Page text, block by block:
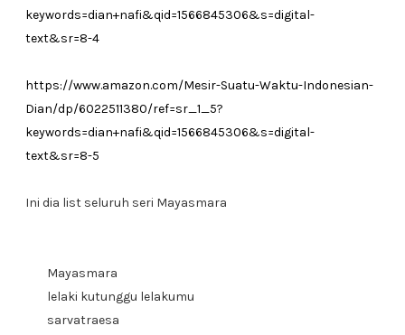
keywords=dian+nafi&qid=1566845306&s=digital-
text&sr=8-4
https://www.amazon.com/Mesir-Suatu-Waktu-Indonesian-
Dian/dp/6022511380/ref=sr_1_5?
keywords=dian+nafi&qid=1566845306&s=digital-
text&sr=8-5
Ini dia list seluruh seri Mayasmara
Mayasmara
lelaki kutunggu lelakumu
sarvatraesa